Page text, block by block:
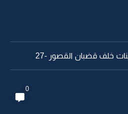
خلف قضبان القصور -26
0